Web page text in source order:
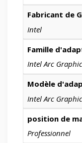
Fabricant de
Intel
Famille
Intel Arc
Modèle
Intel Arc
position de
Professionnel